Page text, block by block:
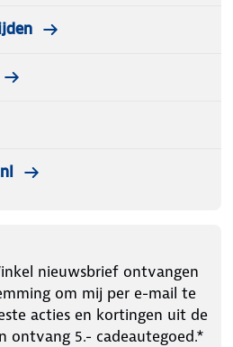
nieuwsbrief ontvangen
om mij per e-mail te
acties en kortingen uit de
ontvang 5.- cadeautegoed.*